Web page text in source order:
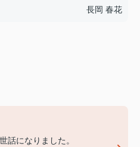
長岡 春花
話になりました。